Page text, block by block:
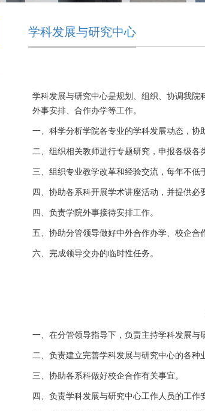
学科发展与研究中心
学科发展与研究中心是规划、组织、协调我院
外事安排、合作办学等工作。
一、科学分析学院各专业的学科发展动态，协
二、组织相关教师进行专题研究，申报各级各
三、组织专业教学改革和经验交流，每年不低
四、协助各系科开展学术讲座活动，并提供必
四、负责学院外事接待安排工作。
五、协助分管领导做好中外合作办学、校企合
六、完成领导交办的临时性任务。
一、在分管领导指导下，负责主持学科发展与
二、负责建立完善学科发展与研究中心的各种
三、协助各系科做好校企合作有关事宜。
四、负责学科发展与研究中心工作人员的工作